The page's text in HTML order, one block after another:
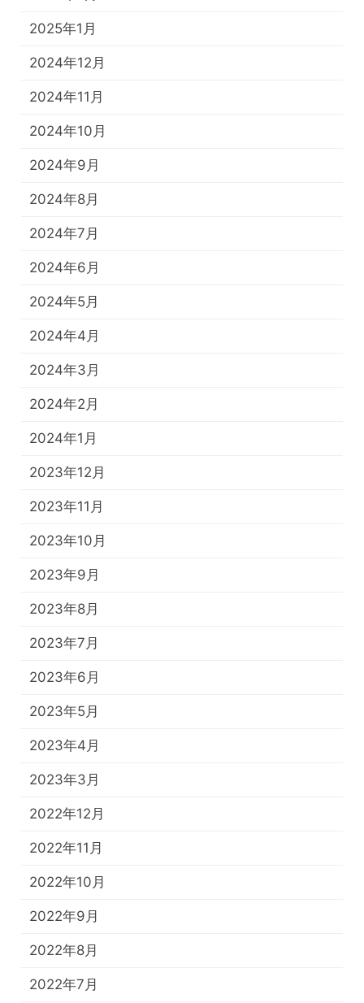
2025年1月
2024年12月
2024年11月
2024年10月
2024年9月
2024年8月
2024年7月
2024年6月
2024年5月
2024年4月
2024年3月
2024年2月
2024年1月
2023年12月
2023年11月
2023年10月
2023年9月
2023年8月
2023年7月
2023年6月
2023年5月
2023年4月
2023年3月
2022年12月
2022年11月
2022年10月
2022年9月
2022年8月
2022年7月